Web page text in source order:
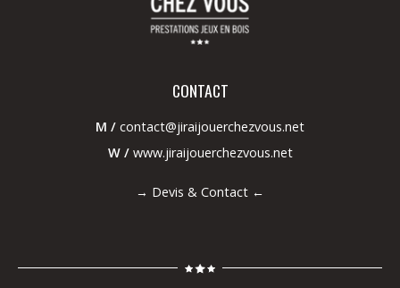
CONTACT
M / contact@jiraijouerchezvous.net
W / www.jiraijouerchezvous.net
→ Devis & Contact ←